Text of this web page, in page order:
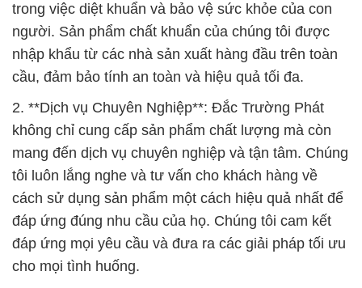
trong việc diệt khuẩn và bảo vệ sức khỏe của con
người. Sản phẩm chất khuẩn của chúng tôi được
nhập khẩu từ các nhà sản xuất hàng đầu trên toàn
cầu, đảm bảo tính an toàn và hiệu quả tối đa.
2. **Dịch vụ Chuyên Nghiệp**: Đắc Trường Phát
không chỉ cung cấp sản phẩm chất lượng mà còn
mang đến dịch vụ chuyên nghiệp và tận tâm. Chúng
tôi luôn lắng nghe và tư vấn cho khách hàng về
cách sử dụng sản phẩm một cách hiệu quả nhất để
đáp ứng đúng nhu cầu của họ. Chúng tôi cam kết
đáp ứng mọi yêu cầu và đưa ra các giải pháp tối ưu
cho mọi tình huống.